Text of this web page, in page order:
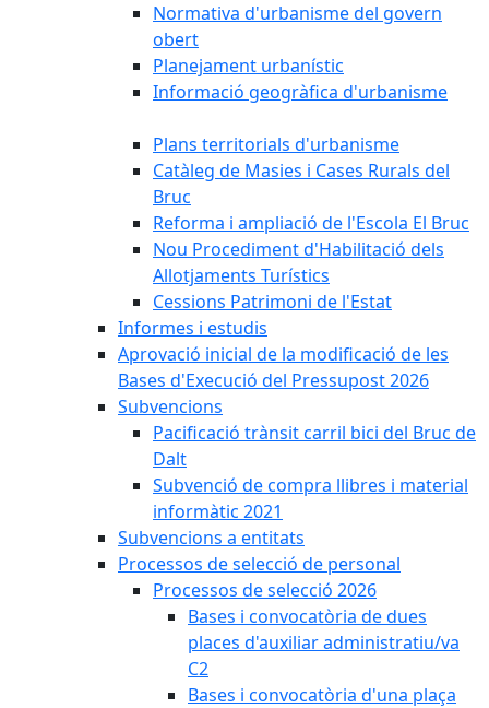
Normativa d'urbanisme del govern
obert
Planejament urbanístic
Informació geogràfica d'urbanisme
Plans territorials d'urbanisme
Catàleg de Masies i Cases Rurals del
Bruc
Reforma i ampliació de l'Escola El Bruc
Nou Procediment d'Habilitació dels
Allotjaments Turístics
Cessions Patrimoni de l'Estat
Informes i estudis
Aprovació inicial de la modificació de les
Bases d'Execució del Pressupost 2026
Subvencions
Pacificació trànsit carril bici del Bruc de
Dalt
Subvenció de compra llibres i material
informàtic 2021
Subvencions a entitats
Processos de selecció de personal
Processos de selecció 2026
Bases i convocatòria de dues
places d'auxiliar administratiu/va
C2
Bases i convocatòria d'una plaça